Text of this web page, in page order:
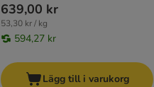
639,00 kr
53,30 kr / kg
594,27 kr
Lägg till i varukorg